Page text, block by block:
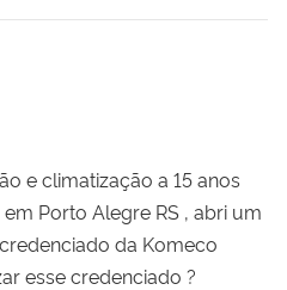
e climatização a 15 anos
Porto Alegre RS , abri um
da Komeco
esse credenciado ?